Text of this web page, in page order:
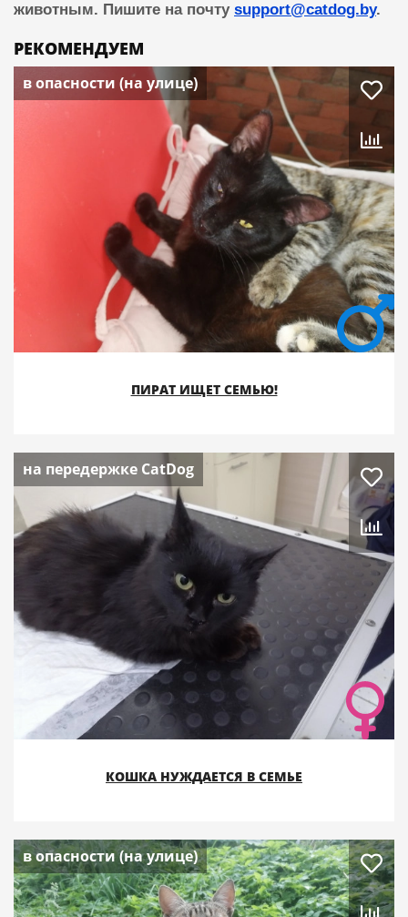
животным. Пишите на почту support@catdog.by.
РЕКОМЕНДУЕМ
в опасности (на улице)
ПИРАТ ИЩЕТ СЕМЬЮ!
на передержке CatDog
КОШКА НУЖДАЕТСЯ В СЕМЬЕ
в опасности (на улице)